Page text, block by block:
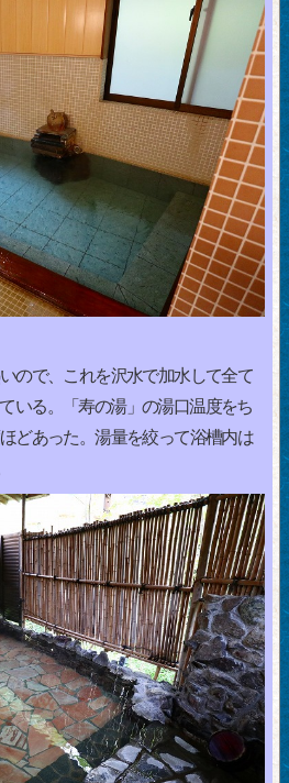
ので、これを沢水で加水して全て
いる。「寿の湯」の湯口温度をち
どあった。湯量を絞って浴槽内は